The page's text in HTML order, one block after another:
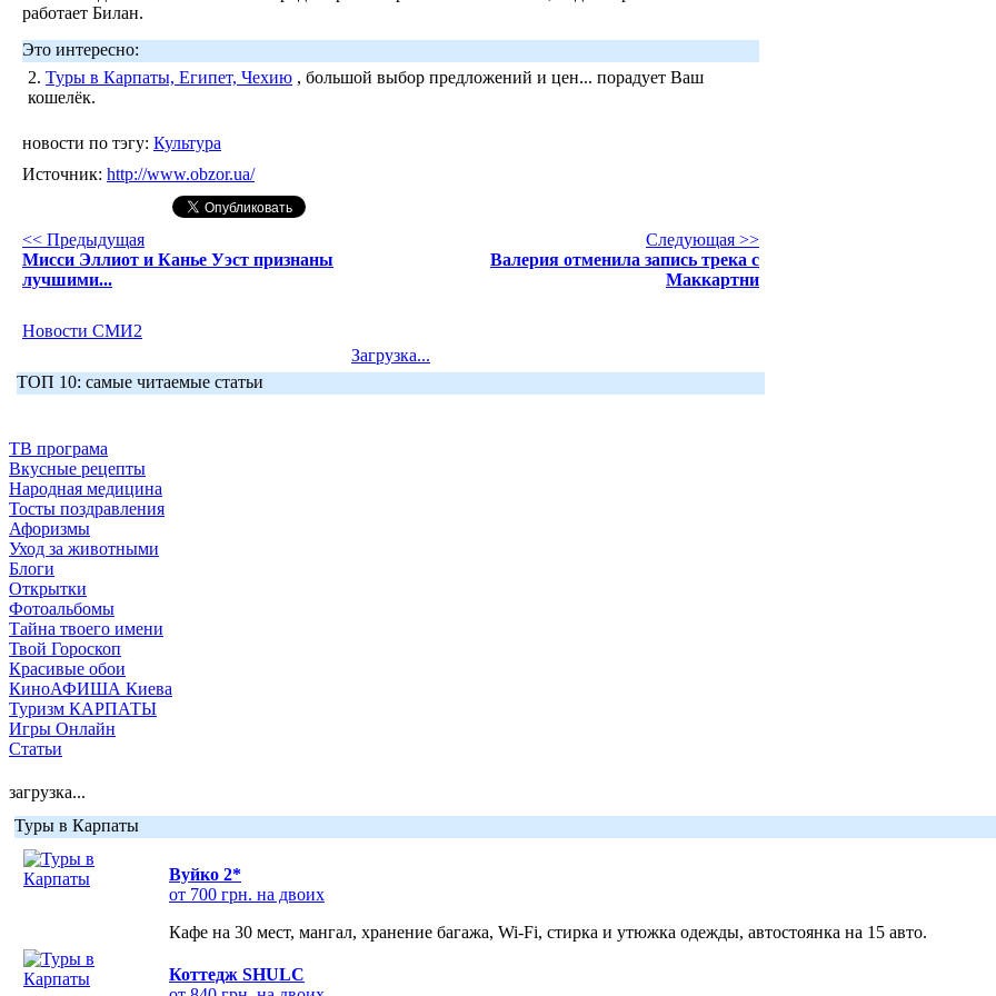
работает Билан.
Это интересно:
2. Туры в Карпаты, Египет, Чехию , большой выбор предложений и цен... порадует Ваш
кошелёк.
новости по тэгу: Культура
Источник: http://www.obzor.ua/
<< Предыдущая
Мисси Эллиот и Канье Уэст признаны
лучшими...
Следующая >>
Валерия отменила запись трека с
Маккартни
Новости СМИ2
Загрузка...
ТОП 10: самые читаемые статьи
ТВ програма
Вкусные рецепты
Народная медицина
Тосты поздравления
Афоризмы
Уход за животными
Блоги
Открытки
Фотоальбомы
Тайна твоего имени
Твой Гороскоп
Красивые обои
КиноАФИША Киева
Туризм КАРПАТЫ
Игры Онлайн
Статьи
загрузка...
Туры в Карпаты
Вуйко 2*
от 700 грн. на двоих
Кафе на 30 мест, мангал, хранение багажа, Wi-Fi, стирка и утюжка одежды, автостоянка на 15 авто.
Коттедж SHULC